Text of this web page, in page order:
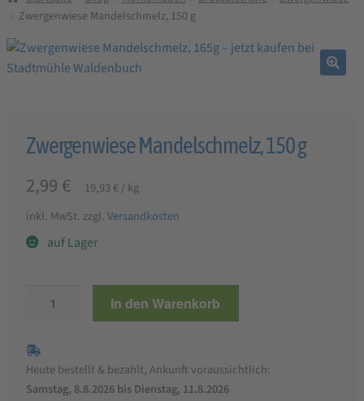
Zwergenwiese Mandelschmelz, 150 g
Zwergenwiese Mandelschmelz, 150 g
2,99 € 19,93 €/kg
inkl. MwSt. zzgl. Versandkosten
auf Lager
Mandelschmelz,
g
Menge
In den Warenkorb
Heute bestellt & bezahlt, Ankunft voraussichtlich:
Samstag, 8.8.2026 bis Dienstag, 11.8.2026